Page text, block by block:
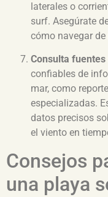
laterales o
surf. Asegúrate
cómo navegar
Consulta
confiables de
mar, como
especializadas.
datos precisos
el viento en
Consejos
una playa